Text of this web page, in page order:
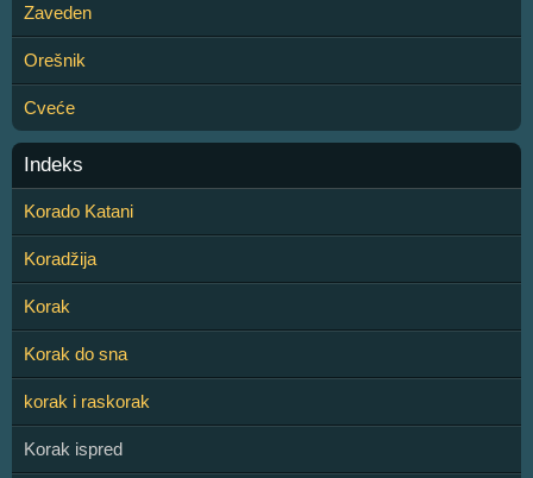
Zaveden
Orešnik
Cveće
Indeks
Korado Katani
Koradžija
Korak
Korak do sna
korak i raskorak
Korak ispred